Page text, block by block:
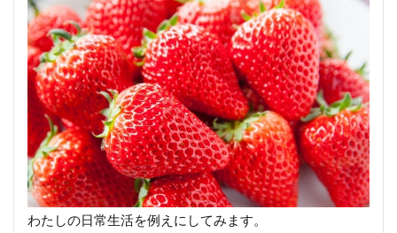
ま
う
結局
得し
な
い！
その
理由
ち
ょ
っ
と
わたしの日常生活を例えにしてみます。